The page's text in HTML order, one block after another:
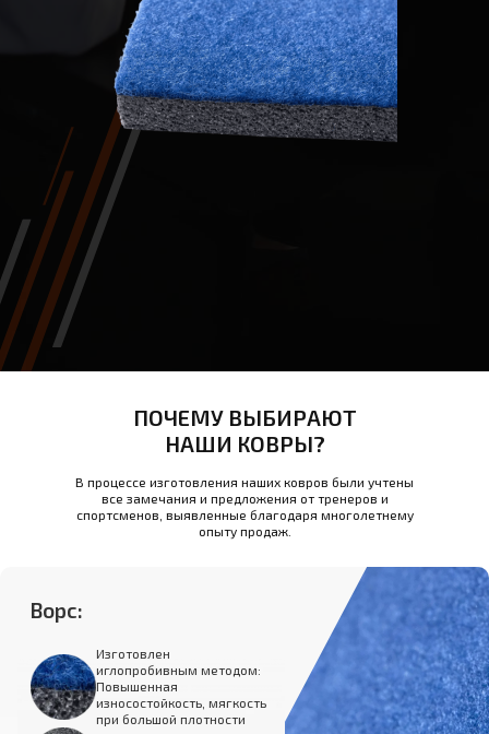
ПОЧЕМУ ВЫБИРАЮТ
НАШИ КОВРЫ?
В процессе изготовления наших ковров были учтены
все замечания и предложения от тренеров и
спортсменов, выявленные благодаря многолетнему
опыту продаж.
Ворс:
Изготовлен
иглопробивным методом:
Повышенная
износостойкость, мягкость
при большой плотности